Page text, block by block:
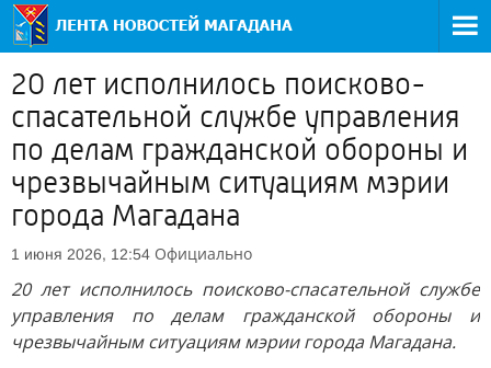
20 лет исполнилось поисково-
спасательной службе управления
по делам гражданской обороны и
чрезвычайным ситуациям мэрии
города Магадана
1 июня 2026, 12:54 Официально
20 лет исполнилось поисково-спасательной службе
управления по делам гражданской обороны и
чрезвычайным ситуациям мэрии города Магадана.